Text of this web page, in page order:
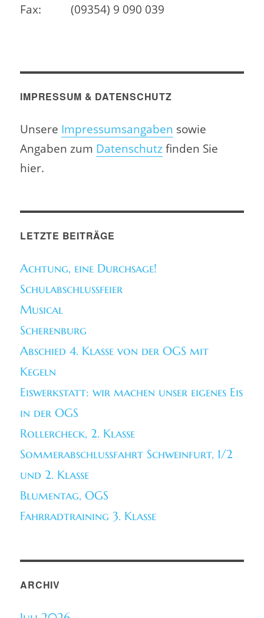
Fax:
(09354) 9 090 039
IMPRESSUM & DATENSCHUTZ
Unsere Impressumsangaben sowie
Angaben zum Datenschutzfinden Sie
hier.
LETZTE BEITRÄGE
Achtung, eine Durchsage!
Schulabschlussfeier
Musical
Scherenburg
Abschied 4. Klasse von der OGS mit
Kegeln
Eiswerkstatt: wir machen unser eigenes Eis
in der OGS
Rollercheck, 2. Klasse
Sommerabschlussfahrt Schweinfurt, 1/2
und 2. Klasse
Blumentag, OGS
Fahrradtraining 3. Klasse
ARCHIV